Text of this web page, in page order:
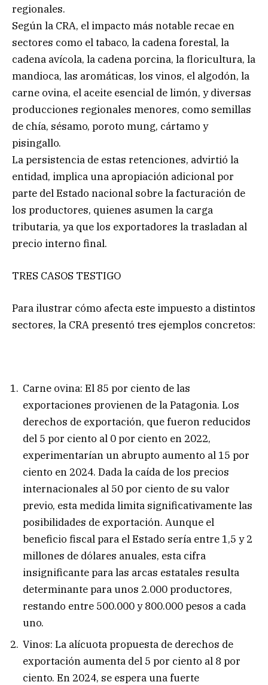
regionales.
Según la CRA, el impacto más notable recae en
sectores como el tabaco, la cadena forestal, la
cadena avícola, la cadena porcina, la floricultura, la
mandioca, las aromáticas, los vinos, el algodón, la
carne ovina, el aceite esencial de limón, y diversas
producciones regionales menores, como semillas
de chía, sésamo, poroto mung, cártamo y
pisingallo.
La persistencia de estas retenciones, advirtió la
entidad, implica una apropiación adicional por
parte del Estado nacional sobre la facturación de
los productores, quienes asumen la carga
tributaria, ya que los exportadores la trasladan al
precio interno final.
TRES CASOS TESTIGO
Para ilustrar cómo afecta este impuesto a distintos
sectores, la CRA presentó tres ejemplos concretos:
Carne ovina: El 85 por ciento de las
exportaciones provienen de la Patagonia. Los
derechos de exportación, que fueron reducidos
del 5 por ciento al 0 por ciento en 2022,
experimentarían un abrupto aumento al 15 por
ciento en 2024. Dada la caída de los precios
internacionales al 50 por ciento de su valor
previo, esta medida limita significativamente las
posibilidades de exportación. Aunque el
beneficio fiscal para el Estado sería entre 1,5 y 2
millones de dólares anuales, esta cifra
insignificante para las arcas estatales resulta
determinante para unos 2.000 productores,
restando entre 500.000 y 800.000 pesos a cada
uno.
Vinos: La alícuota propuesta de derechos de
exportación aumenta del 5 por ciento al 8 por
ciento. En 2024, se espera una fuerte